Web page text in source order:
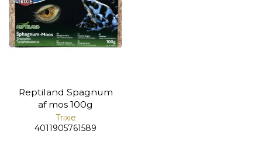
Reptiland Spagnum
af mos 100g
Trixie
4011905761589